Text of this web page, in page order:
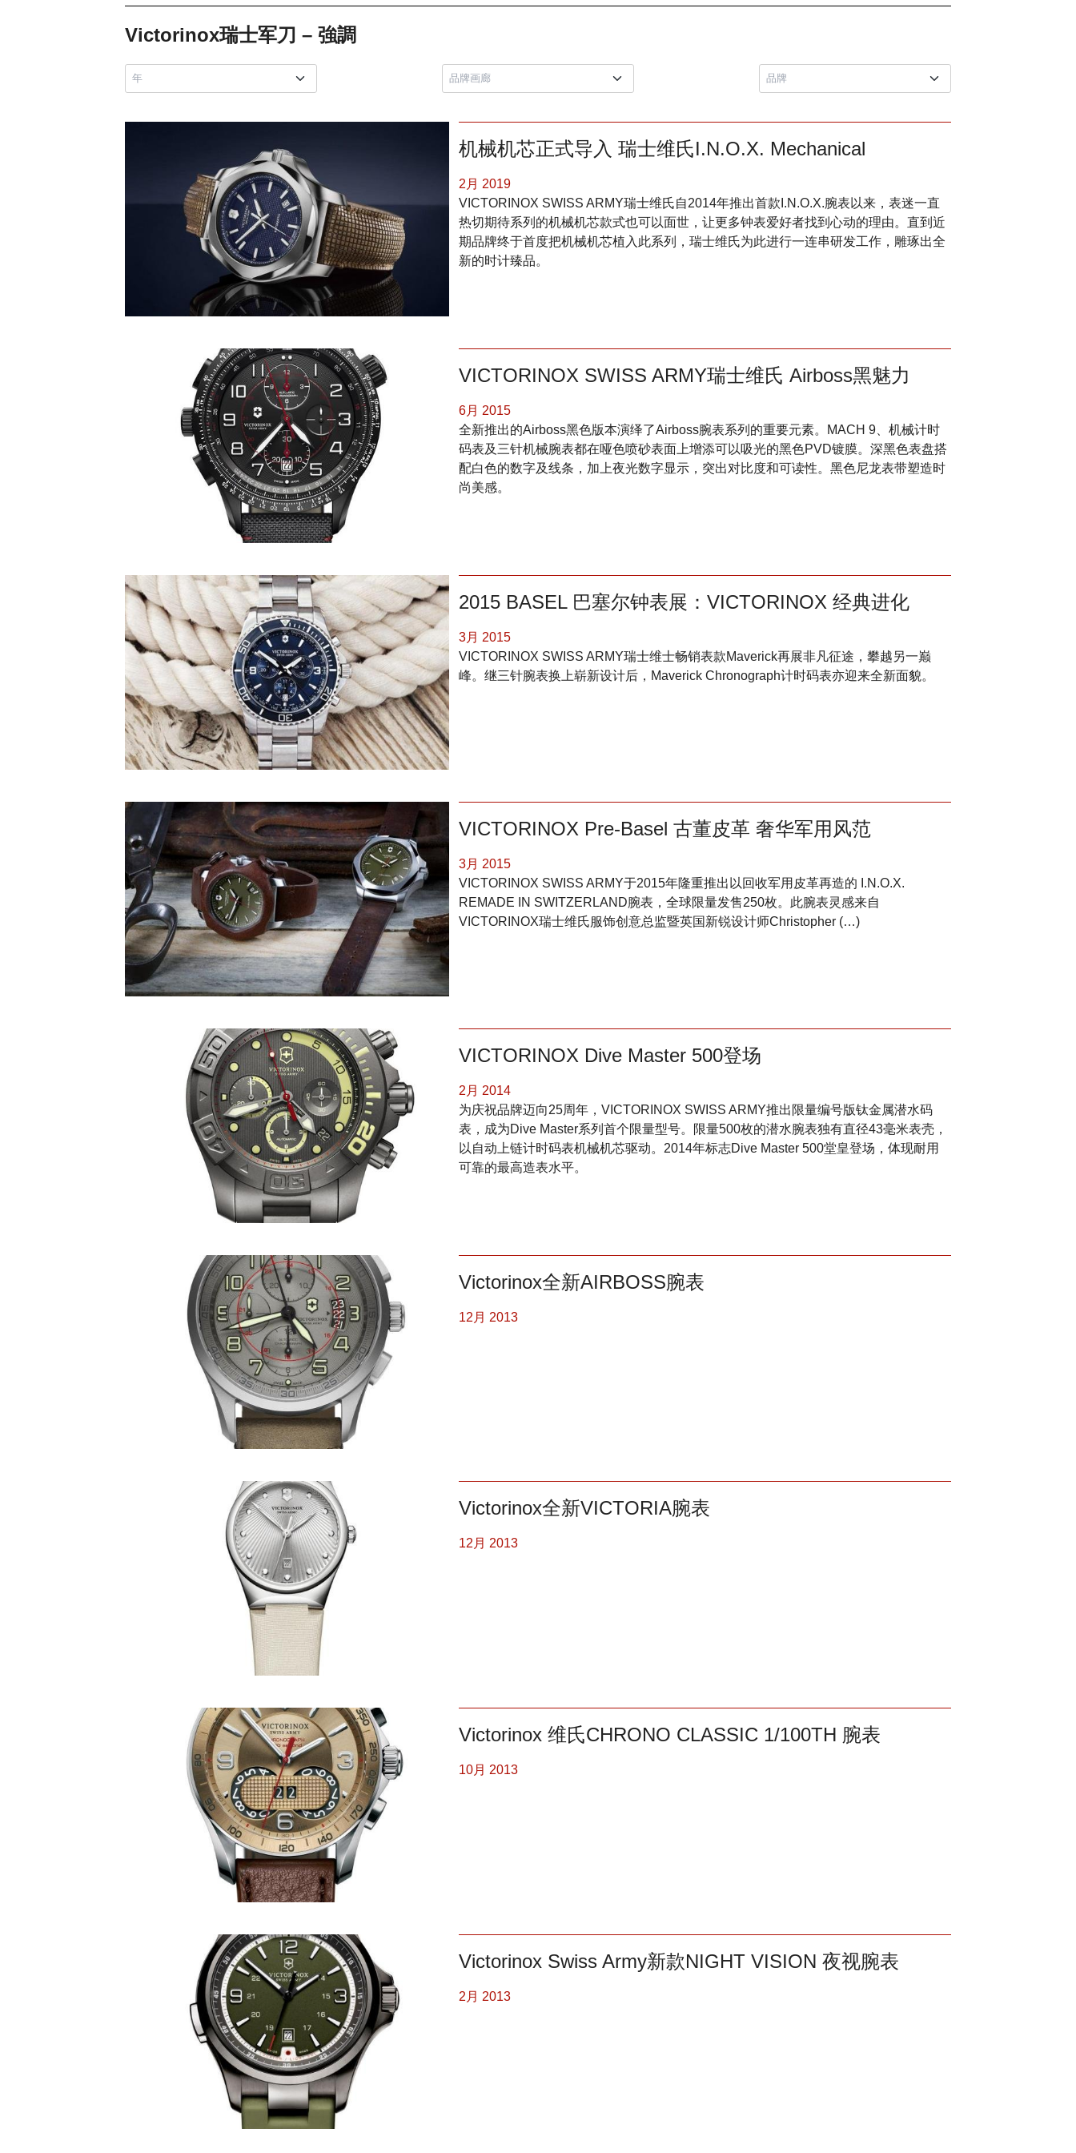
Victorinox瑞士军刀 – 強調
机械机芯正式导入 瑞士维氏I.N.O.X. Mechanical
2月 2019
VICTORINOX SWISS ARMY瑞士维氏自2014年推出首款I.N.O.X.腕表以来，表迷一直
热切期待系列的机械机芯款式也可以面世，让更多钟表爱好者找到心动的理由。直到近
期品牌终于首度把机械机芯植入此系列，瑞士维氏为此进行一连串研发工作，雕琢出全
新的时计臻品。
VICTORINOX SWISS ARMY瑞士维氏 Airboss黑魅力
6月 2015
全新推出的Airboss黑色版本演绎了Airboss腕表系列的重要元素。MACH 9、机械计时
码表及三针机械腕表都在哑色喷砂表面上增添可以吸光的黑色PVD镀膜。深黑色表盘搭
配白色的数字及线条，加上夜光数字显示，突出对比度和可读性。黑色尼龙表带塑造时
尚美感。
2015 BASEL 巴塞尔钟表展：VICTORINOX 经典进化
3月 2015
VICTORINOX SWISS ARMY瑞士维士畅销表款Maverick再展非凡征途，攀越另一巅
峰。继三针腕表换上崭新设计后，Maverick Chronograph计时码表亦迎来全新面貌。
VICTORINOX Pre-Basel 古董皮革 奢华军用风范
3月 2015
VICTORINOX SWISS ARMY于2015年隆重推出以回收军用皮革再造的 I.N.O.X.
REMADE IN SWITZERLAND腕表，全球限量发售250枚。此腕表灵感来自
VICTORINOX瑞士维氏服饰创意总监暨英国新锐设计师Christopher (…)
VICTORINOX Dive Master 500登场
2月 2014
为庆祝品牌迈向25周年，VICTORINOX SWISS ARMY推出限量编号版钛金属潜水码
表，成为Dive Master系列首个限量型号。限量500枚的潜水腕表独有直径43毫米表壳，
以自动上链计时码表机械机芯驱动。2014年标志Dive Master 500堂皇登场，体现耐用
可靠的最高造表水平。
Victorinox全新AIRBOSS腕表
12月 2013
Victorinox全新VICTORIA腕表
12月 2013
Victorinox 维氏CHRONO CLASSIC 1/100TH 腕表
10月 2013
Victorinox Swiss Army新款NIGHT VISION 夜视腕表
2月 2013